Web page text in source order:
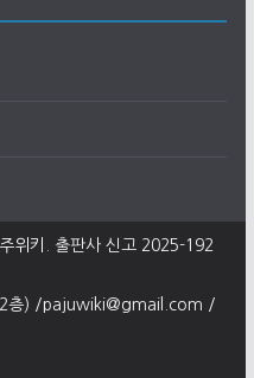
위키
. 출판사 신고 2025-192
2층) /pajuwiki@gmail.com /